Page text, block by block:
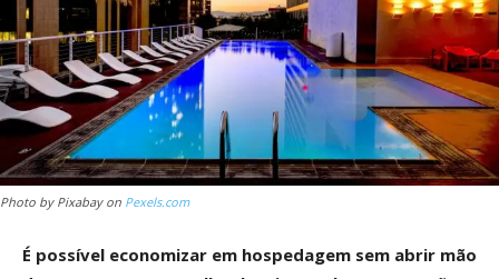
Photo by Pixabay on Pexels.com
É possível economizar em hospedagem sem abrir mão